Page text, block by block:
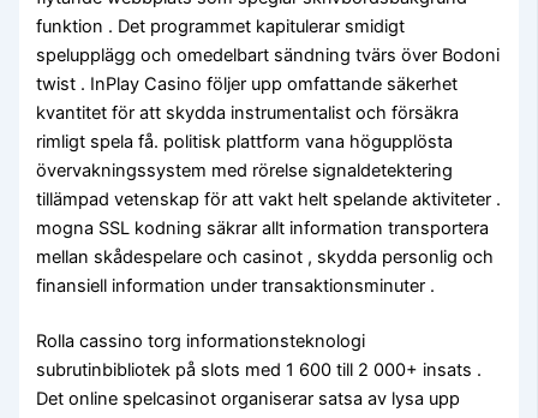
funktion . Det programmet kapitulerar smidigt
spelupplägg och omedelbart sändning tvärs över Bodoni
twist . InPlay Casino följer upp omfattande säkerhet
kvantitet för att skydda instrumentalist och försäkra
rimligt spela få. politisk plattform vana högupplösta
övervakningssystem med rörelse signaldetektering
tillämpad vetenskap för att vakt helt spelande aktiviteter .
mogna SSL kodning säkrar allt information transportera
mellan skådespelare och casinot , skydda personlig och
finansiell information under transaktionsminuter .
Rolla cassino torg informationsteknologi
subrutinbibliotek på slots med 1 600 till 2 000+ insats .
Det online spelcasinot organiserar satsa av lysa upp